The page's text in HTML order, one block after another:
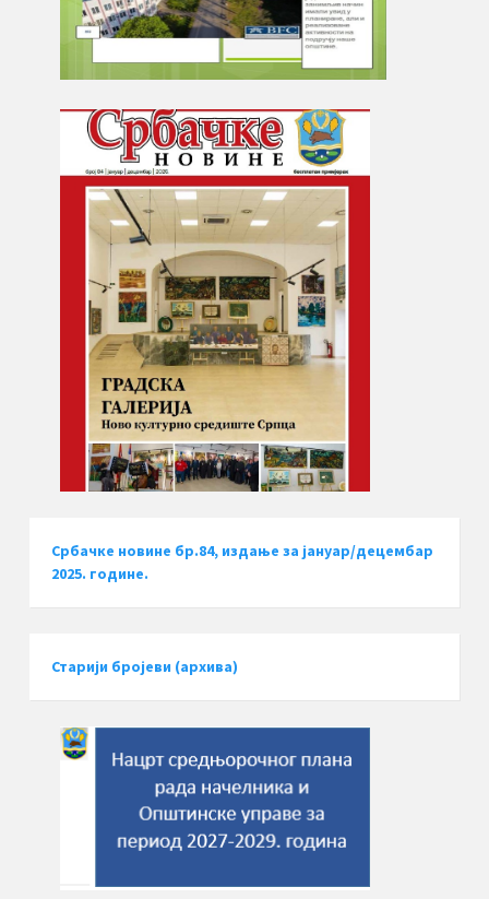
Србачке новине бр.84, издање за јануар/децембар
2025. године.
Старији бројеви (архива)